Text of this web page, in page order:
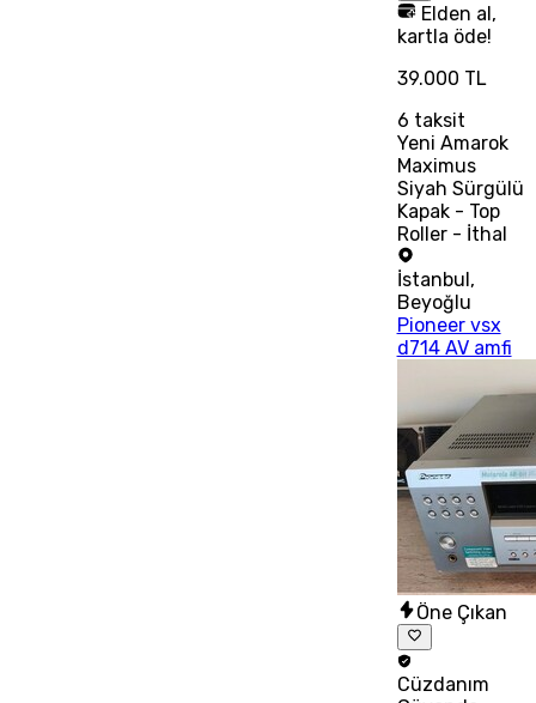
Elden al,
kartla öde!
39.000 TL
6 taksit
Yeni Amarok
Maximus
Siyah Sürgülü
Kapak - Top
Roller - İthal
İstanbul,
Beyoğlu
Pioneer vsx
d714 AV amfi
Öne Çıkan
Cüzdanım